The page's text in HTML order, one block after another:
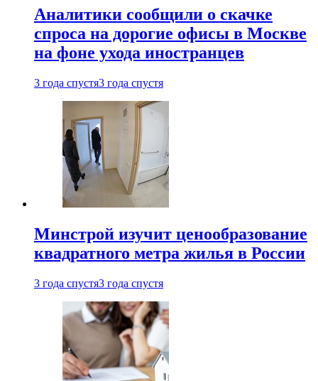
Аналитики сообщили о скачке
спроса на дорогие офисы в Москве
на фоне ухода иностранцев
3 года спустя3 года спустя
Минстрой изучит ценообразование
квадратного метра жилья в России
3 года спустя3 года спустя